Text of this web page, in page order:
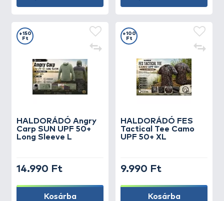
HALDORÁDÓ Angry
Carp SUN UPF 50+
Long Sleeve L
+150
Ft
14.990 Ft
Kosárba
HALDORÁDÓ FES
Tactical Tee Camo
UPF 50+ XL
+100
Ft
9.990 Ft
Kosárba